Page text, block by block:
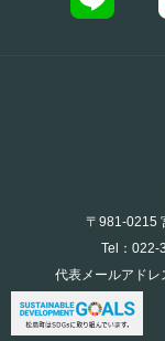
〒981-0215
Tel：022-
代表メールアドレ